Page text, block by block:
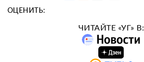
ОЦЕНИТЬ:
ЧИТАЙТЕ «УГ» В: